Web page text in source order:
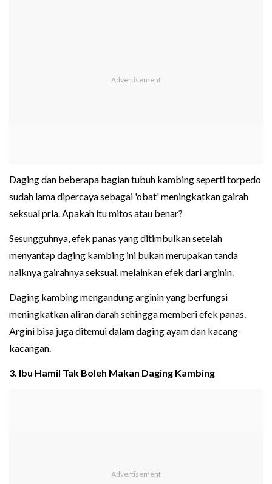
Daging dan beberapa bagian tubuh kambing seperti torpedo
sudah lama dipercaya sebagai 'obat' meningkatkan gairah
seksual pria. Apakah itu mitos atau benar?
Sesungguhnya, efek panas yang ditimbulkan setelah
menyantap daging kambing ini bukan merupakan tanda
naiknya gairahnya seksual, melainkan efek dari arginin.
Daging kambing mengandung arginin yang berfungsi
meningkatkan aliran darah sehingga memberi efek panas.
Argini bisa juga ditemui dalam daging ayam dan kacang-
kacangan.
3. Ibu Hamil Tak Boleh Makan Daging Kambing